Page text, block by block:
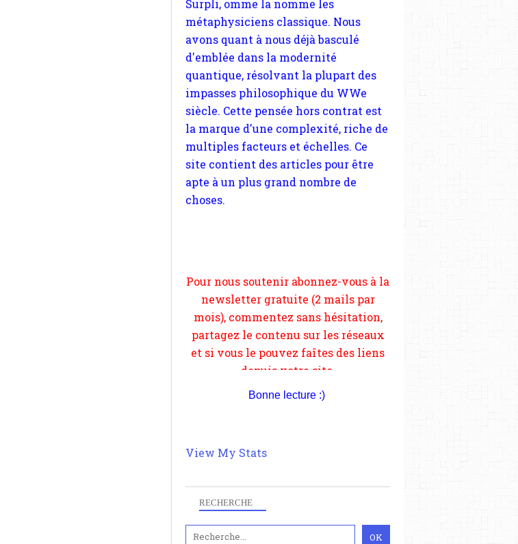
RECHERCHE
impasses philosophique du WWe
siècle. Cette pensée hors contrat est
la marque d'une complexité, riche de
multiples facteurs et échelles. Ce
site contient des articles pour être
apte à un plus grand nombre de
choses.
et si vous le pouvez faîtes des liens
depuis votre site.
Bonne lecture :)
View My Stats